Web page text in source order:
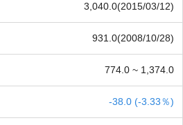
3,040.0(2015/03/12)
931.0(2008/10/28)
774.0 ~ 1,374.0
-38.0 (-3.33％)